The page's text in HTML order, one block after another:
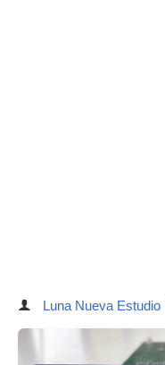
Luna Nueva Estudio